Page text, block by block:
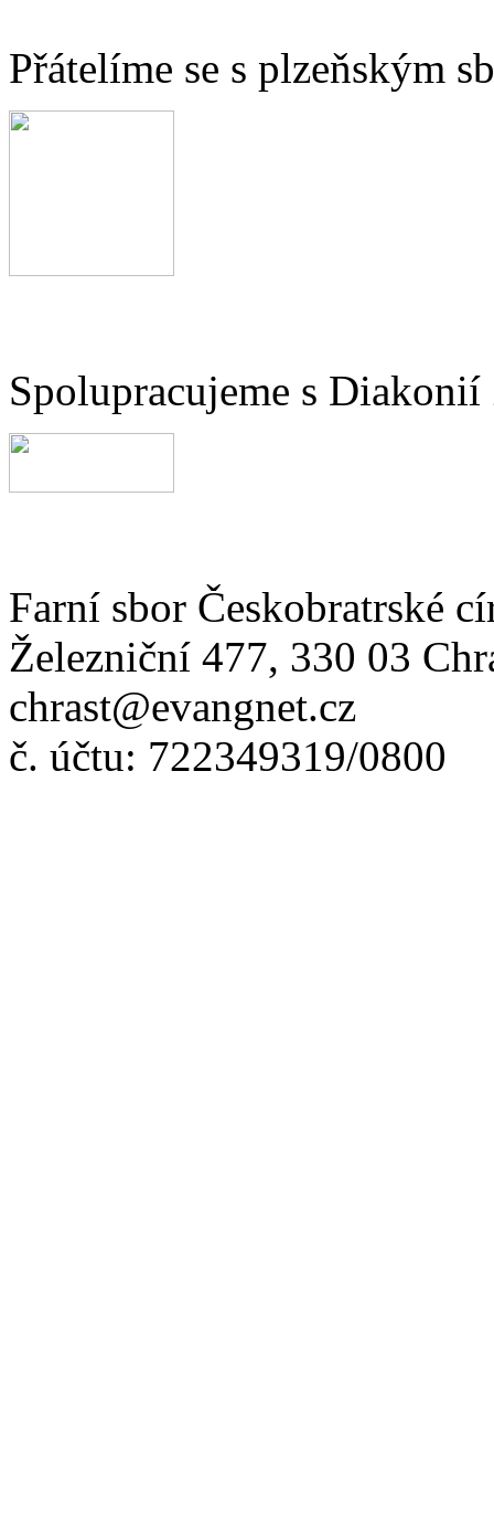
Přátelíme se s plzeňským
Spolupracujeme s Diakonií
Farní sbor Českobratrské
Železniční 477, 330 03
chrast@evangnet.cz
č. účtu: 722349319/0800